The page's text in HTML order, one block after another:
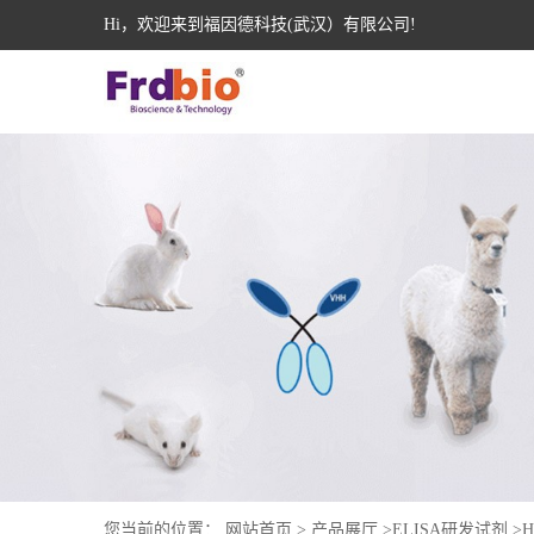
Hi，欢迎来到福因德科技(武汉）有限公司!
您当前的位置： 网站首页 > 产品展厅 >ELISA研发试剂 >